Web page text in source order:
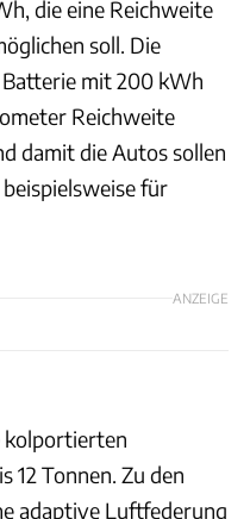
die eine Reichweite
soll. Die
mit 200 kWh
Reichweite
damit die Autos sollen
für
ANZEIGE
kolportierten
12 Tonnen. Zu den
adaptive Luftfederung